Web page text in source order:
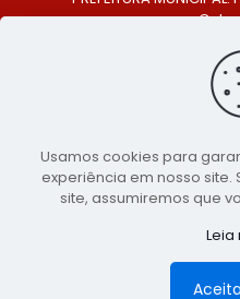
Centro, São Bento do
E-MAIL:
Copyright 2021-2026 -
Prefeitura de
Página
publicidade
Usamos cookies para
experiência em nosso site.
site, assumiremos que
Leia